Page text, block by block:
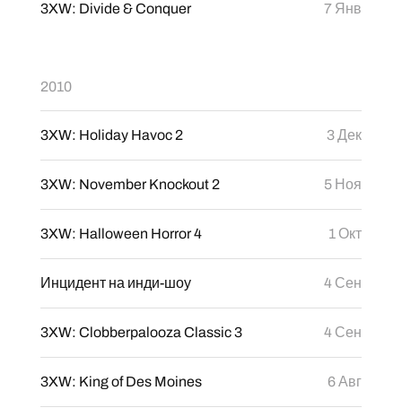
3XW: Divide & Conquer 7 Янв
2010
3XW: Holiday Havoc 2 3 Дек
3XW: November Knockout 2 5 Ноя
3XW: Halloween Horror 4 1 Окт
Инцидент на инди-шоу 4 Сен
3XW: Clobberpalooza Classic 3 4 Сен
3XW: King of Des Moines 6 Авг